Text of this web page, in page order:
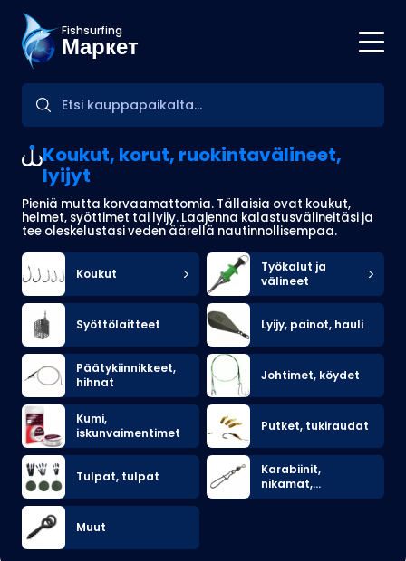
Fishsurfing
Маркет
Koukut, korut, ruokintavälineet,
lyijyt
Pieniä mutta korvaamattomia. Tällaisia ovat koukut,
helmet, syöttimet tai lyijy. Laajenna kalastusvälineitäsi ja
tee oleskelustasi veden äärellä nautinnollisempaa.
Koukut
Työkalut ja
välineet
Syöttölaitteet Lyijy, painot, hauli
Päätykiinnikkeet,
hihnat
Johtimet, köydet
Kumi,
iskunvaimentimet
Putket, tukiraudat
Tulpat, tulpat
Karabiinit,
nikamat,
liitoskorut
Muut